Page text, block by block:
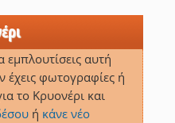
εμπλουτίσεις αυτή
φωτογραφίες ή
το Κρυονέρι και
ή κάνε νέο